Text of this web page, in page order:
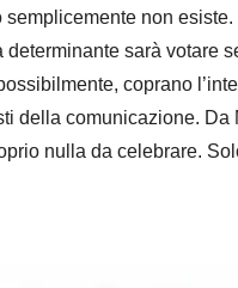
non
sarà votare
coprano
della comunicazione. Da
nulla da celebrare.